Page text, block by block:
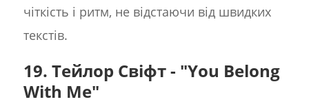
чіткість і ритм, не відстаючи від швидких
текстів.
19. Тейлор Свіфт - "You Belong
With Me"